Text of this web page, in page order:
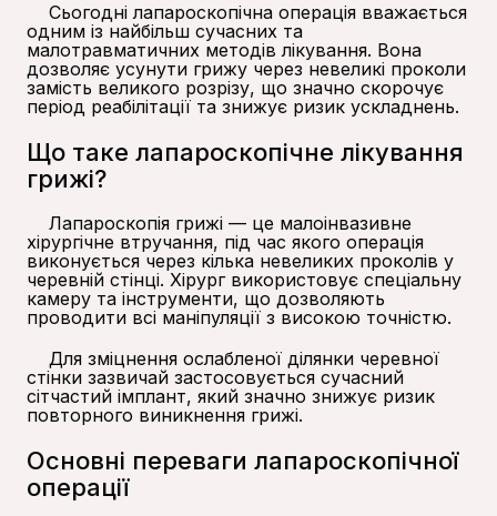
Сьогодні лапароскопічна операція вважається
одним із найбільш сучасних та
малотравматичних методів лікування. Вона
дозволяє усунути грижу через невеликі проколи
замість великого розрізу, що значно скорочує
період реабілітації та знижує ризик ускладнень.
Що таке лапароскопічне лікування
грижі?
Лапароскопія грижі — це малоінвазивне
хірургічне втручання, під час якого операція
виконується через кілька невеликих проколів у
черевній стінці. Хірург використовує спеціальну
камеру та інструменти, що дозволяють
проводити всі маніпуляції з високою точністю.
Для зміцнення ослабленої ділянки черевної
стінки зазвичай застосовується сучасний
сітчастий імплант, який значно знижує ризик
повторного виникнення грижі.
Основні переваги лапароскопічної
операції